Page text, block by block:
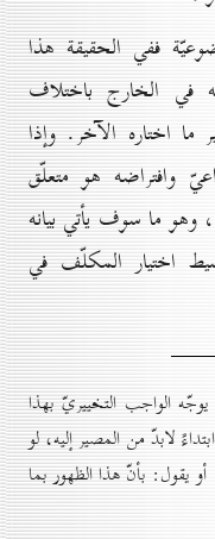
ففي الحقيقة هذا
في الخارج باختلاف
اختاره الآخر. وإذا
وافتراضه هو متعلّق
وهو ما سوف يأتي بيانه
اختيار المكلّف في
الواجب التخييريّ بهذا
لابدّ من المصير إليه، لو
يقول: بأنّ هذا الظهور بما